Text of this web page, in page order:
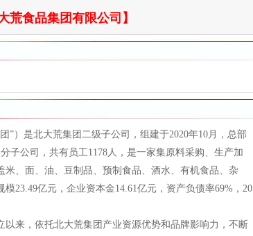
荒食品集团有限公司 】
是北大荒集团二级子公司，组建于2020年10月，总部
子公司，共有员工1178人，是一家集原料采购、生产加
、面、油、豆制品、预制食品、酒水、有机食品、杂
23.49亿元，企业资本金14.61亿元，资产负债率69%，20
来，依托北大荒集团产业资源优势和品牌影响力，不断